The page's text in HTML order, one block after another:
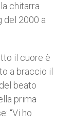
chitarra
del 2000 a
il cuore è
a braccio il
beato
prima
“Vi ho